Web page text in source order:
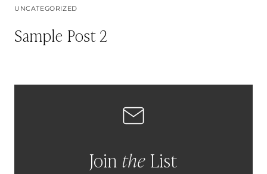
UNCATEGORIZED
Sample Post 2
Join theList